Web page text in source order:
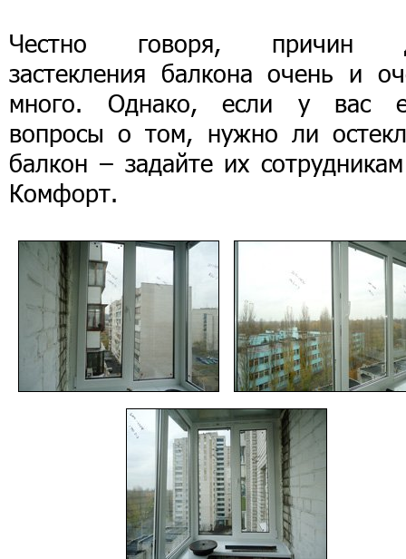
Честно говоря, причин
застекления балкона очень и
много. Однако, если у вас
вопросы о том, нужно ли
балкон – задайте их
Комфорт.